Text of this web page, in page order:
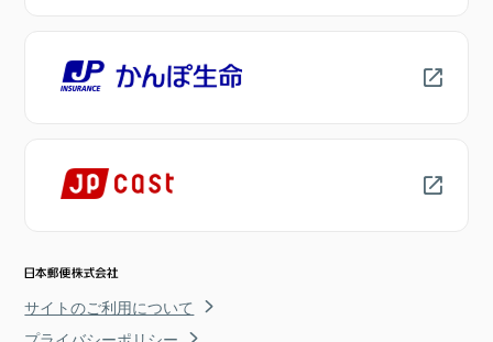
サイトのご利用について